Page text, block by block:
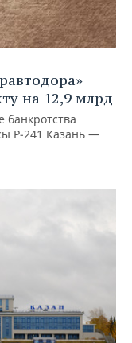
на 12,9 млрд
банкротства
Р‑241 Казань —